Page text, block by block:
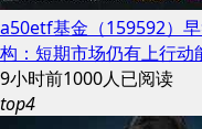
a50etf基金（159592）
构：短期市场仍有上行动
9小时前1000人已阅读
top4